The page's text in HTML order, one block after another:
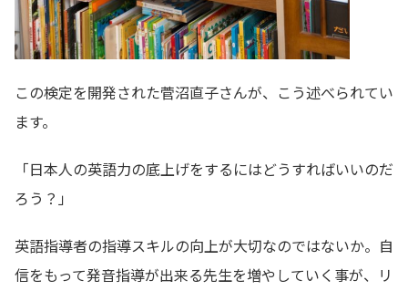
この検定を開発された菅沼直子さんが、こう述べられてい
ます。
「日本人の英語力の底上げをするにはどうすればいいのだ
ろう？」
英語指導者の指導スキルの向上が大切なのではないか。自
信をもって発音指導が出来る先生を増やしていく事が、リ